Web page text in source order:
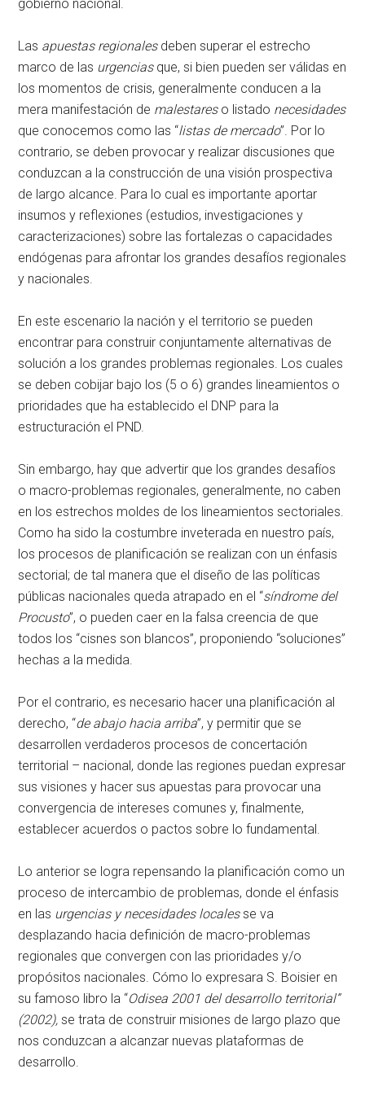
gobierno nacional.
Las apuestas regionalesdeben superar el estrecho
marco de las urgenciasque, si bien pueden ser válidas en
los momentos de crisis, generalmente conducen a la
mera manifestación de malestareso listado necesidades
que conocemos como las “listas de mercado”. Por lo
contrario, se deben provocar y realizar discusiones que
conduzcan a la construcción de una visión prospectiva
de largo alcance. Para lo cual es importante aportar
insumos y reflexiones (estudios, investigaciones y
caracterizaciones) sobre las fortalezas o capacidades
endógenas para afrontar los grandes desafíos regionales
y nacionales.
En este escenario la nación y el territorio se pueden
encontrar para construir conjuntamente alternativas de
solución a los grandes problemas regionales. Los cuales
se deben cobijar bajo los (5 o 6) grandes lineamientos o
prioridades que ha establecido el DNP para la
estructuración el PND.
Sin embargo, hay que advertir que los grandes desafíos
o macro-problemas regionales, generalmente, no caben
en los estrechos moldes de los lineamientos sectoriales.
Como ha sido la costumbre inveterada en nuestro país,
los procesos de planificación se realizan con un énfasis
sectorial; de tal manera que el diseño de las políticas
públicas nacionales queda atrapado en el “síndrome del
Procusto”, o pueden caer en la falsa creencia de que
todos los “cisnes son blancos”, proponiendo “soluciones”
hechas a la medida.
Por el contrario, es necesario hacer una planificación al
derecho, “de abajo hacia arriba”, y permitir que se
desarrollen verdaderos procesos de concertación
territorial – nacional, donde las regiones puedan expresar
sus visiones y hacer sus apuestas para provocar una
convergencia de intereses comunes y, finalmente,
establecer acuerdos o pactos sobre lo fundamental.
Lo anterior se logra repensando la planificación como un
proceso de intercambio de problemas, donde el énfasis
en las urgencias y necesidades localesse va
desplazando hacia definición de macro-problemas
regionales que convergen con las prioridades y/o
propósitos nacionales. Cómo lo expresara S. Boisier en
su famoso libro la “Odisea 2001 del desarrollo territorial”
(2002),se trata de construir misiones de largo plazo que
nos conduzcan a alcanzar nuevas plataformas de
desarrollo.